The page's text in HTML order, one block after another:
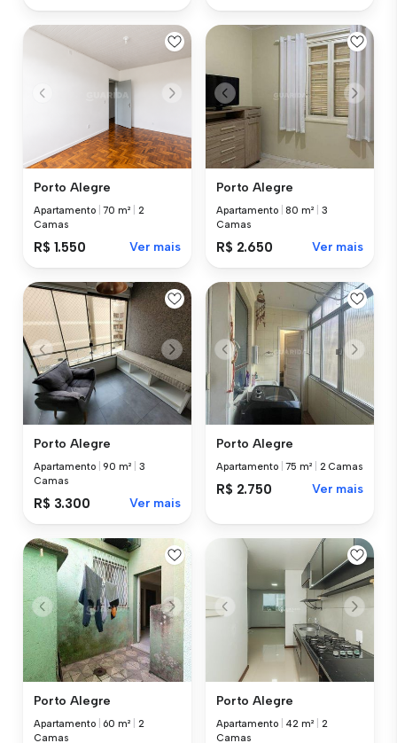
Porto Alegre
Apartamento |70 m²
2
Camas
R$ 1.550 Ver mais
Porto Alegre
Apartamento |80 m²
3
Camas
R$ 2.650 Ver mais
Porto Alegre
Apartamento |90 m²
3
Camas
R$ 3.300 Ver mais
Porto Alegre
Apartamento |75 m² 2 Camas
R$ 2.750 Ver mais
Porto Alegre
Apartamento 60 m²
2
Camas
Porto Alegre
Apartamento 42 m²
2
Camas